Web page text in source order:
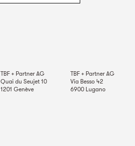
TBF + Partner AG
Quai du Seujet 10
1201 Genève
TBF + Partner AG
Via Besso 42
6900 Lugano